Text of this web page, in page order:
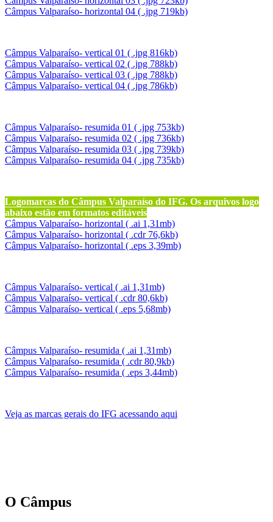
Câmpus Valparaíso- horizontal 04 ( .jpg 719kb)
Câmpus Valparaíso- vertical 01 ( .jpg 816kb)
Câmpus Valparaíso- vertical 02 ( .jpg 788kb)
Câmpus Valparaíso- vertical 03 ( .jpg 788kb)
Câmpus Valparaíso- vertical 04 ( .jpg 786kb)
Câmpus Valparaíso- resumida 01 ( .jpg 753kb)
Câmpus Valparaíso- resumida 02 ( .jpg 736kb)
Câmpus Valparaíso- resumida 03 ( .jpg 739kb)
Câmpus Valparaíso- resumida 04 ( .jpg 735kb)
Logomarcas do Câmpus Valparaíso do IFG. Os arquivos logo
abaixo estão em formatos editáveis
Câmpus Valparaíso- horizontal ( .ai 1,31mb)
Câmpus Valparaíso- horizontal ( .cdr 76,6kb)
Câmpus Valparaíso- horizontal ( .eps 3,39mb)
Câmpus Valparaíso- vertical ( .ai 1,31mb)
Câmpus Valparaíso- vertical ( .cdr 80,6kb)
Câmpus Valparaíso- vertical ( .eps 5,68mb)
Câmpus Valparaíso- resumida ( .ai 1,31mb)
Câmpus Valparaíso- resumida ( .cdr 80,9kb)
Câmpus Valparaíso- resumida ( .eps 3,44mb)
Veja as marcas gerais do IFG acessando aqui
O Câmpus